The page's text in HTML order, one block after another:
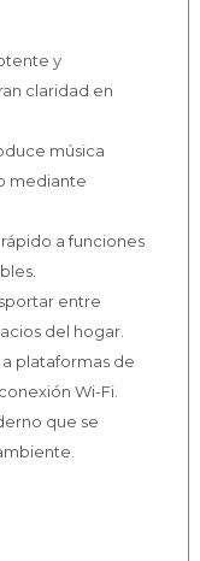
y
claridad en
música
mediante
a funciones
entre
del hogar.
plataformas de
Wi-Fi.
que se